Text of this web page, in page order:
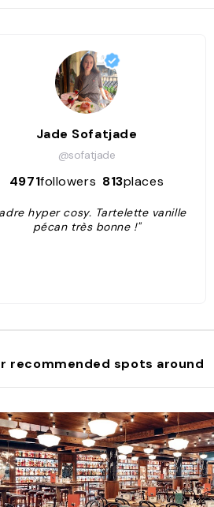
Jade Sofatjade
@sofatjade
4971followers 813places
hyper cosy. Tartelette vanille
pécan très bonne !"
recommended spots around